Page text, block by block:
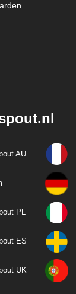
AU
PL
ES
UK